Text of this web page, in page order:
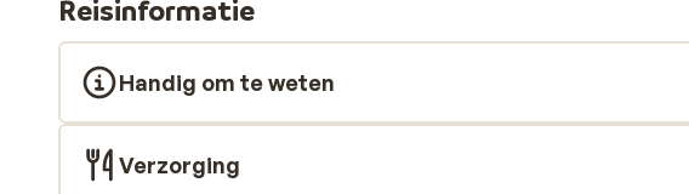
Playa de las Américas. Slenter over de boulevard, zoek een leuk
lekker hapje en drankje.
Reisinformatie
Handig om te weten
Verzorging